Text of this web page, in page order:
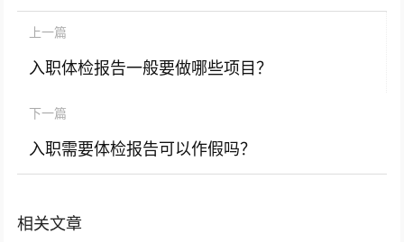
上一篇
入职体检报告一般要做哪些项目？
下一篇
入职需要体检报告可以作假吗？
相关文章